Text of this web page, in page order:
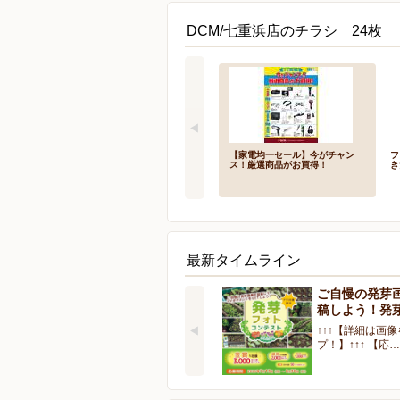
DCM/七重浜店のチラシ 24枚
【家電均一セール】今がチャン
ス！厳選商品がお買得！
最新タイムライン
ご自慢の発芽
稿しよう！発
↑↑↑【詳細は画
プ！】↑↑↑ 【応…